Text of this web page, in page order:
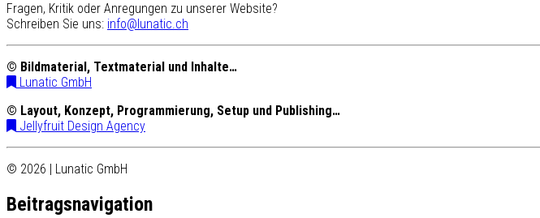
Fragen, Kritik oder Anregungen zu unserer Website?
Schreiben Sie uns: info@lunatic.ch
© Bildmaterial, Textmaterial und Inhalte…
Lunatic GmbH
© Layout, Konzept, Programmierung, Setup und Publishing…
Jellyfruit Design Agency
© 2026 | Lunatic GmbH
Beitragsnavigation